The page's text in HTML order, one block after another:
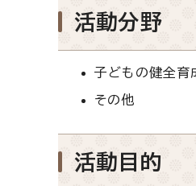
活動分野
子どもの健全育
その他
活動目的